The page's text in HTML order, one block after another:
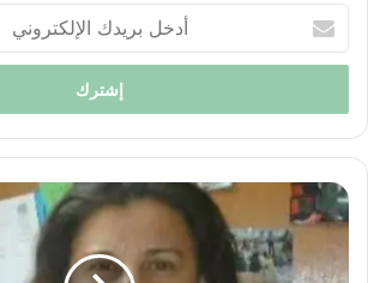
بريدك
الإلكتروني
من
أين
عملية